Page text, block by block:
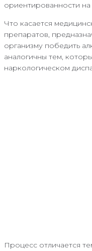
ориентированности на
Что касается
препаратов,
организму победить
аналогичны тем,
наркологическом
Процесс отличается